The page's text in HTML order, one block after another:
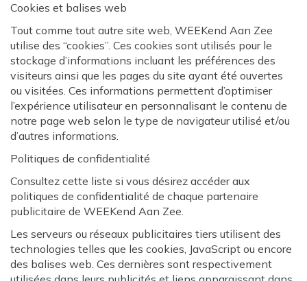
Cookies et balises web
Tout comme tout autre site web, WEEKend Aan Zee
utilise des “cookies”. Ces cookies sont utilisés pour le
stockage d’informations incluant les préférences des
visiteurs ainsi que les pages du site ayant été ouvertes
ou visitées. Ces informations permettent d’optimiser
l’expérience utilisateur en personnalisant le contenu de
notre page web selon le type de navigateur utilisé et/ou
d’autres informations.
Politiques de confidentialité
Consultez cette liste si vous désirez accéder aux
politiques de confidentialité de chaque partenaire
publicitaire de WEEKend Aan Zee.
Les serveurs ou réseaux publicitaires tiers utilisent des
technologies telles que les cookies, JavaScript ou encore
des balises web. Ces dernières sont respectivement